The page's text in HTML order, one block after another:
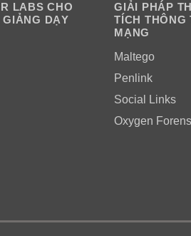
LABS CHO
DẠY
GIẢI PHÁP
TÍCH THÔNG
MẠNG
Maltego
Penlink
Social Links
Oxygen